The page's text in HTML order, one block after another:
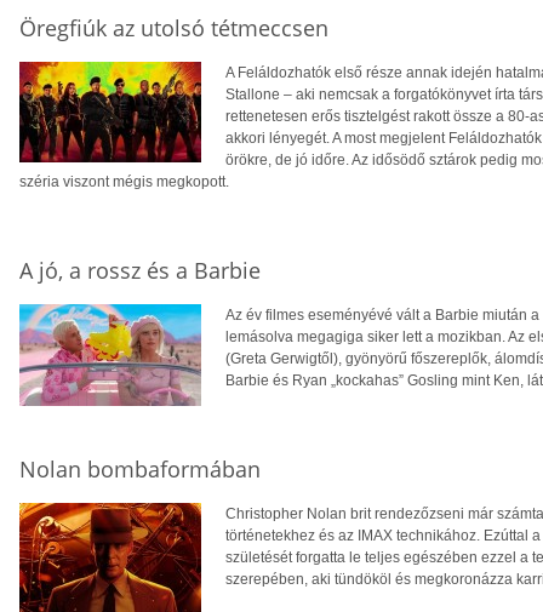
Öregfiúk az utolsó tétmeccsen
A Feláldozhatók első része annak idején
Stallone – aki nemcsak a forgatókönyvet írta
rettenetesen erős tisztelgést rakott össze a 80-
akkori lényegét. A most megjelent
örökre, de jó időre. Az idősödő sztárok pedig
széria viszont mégis megkopott.
A jó, a rossz és a Barbie
Az év filmes eseményévé vált a Barbie miután
lemásolva megagiga siker lett a mozikban. Az
(Greta Gerwigtől), gyönyörű főszereplők,
Barbie és Ryan „kockahas” Gosling mint Ken,
Nolan bombaformában
Christopher Nolan brit rendezőzseni már
történetekhez és az IMAX technikához. Ezúttal
születését forgatta le teljes egészében ezzel a
szerepében, aki tündököl és megkoronázza